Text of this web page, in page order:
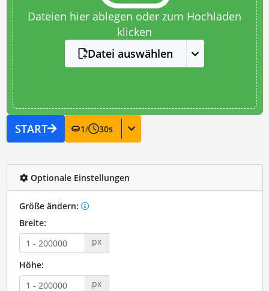
Dateien hier ablegen oder zum Hochladen
klicken
Datei auswählen
START 1/ 30s
Optionale Einstellungen
Größe ändern:
Breite:
px
Höhe:
px